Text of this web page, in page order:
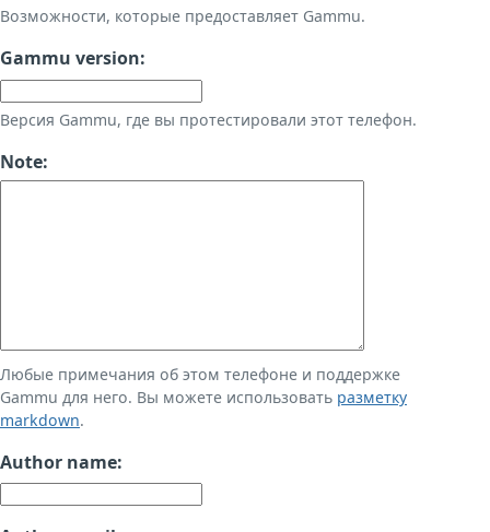
Возможности, которые предоставляет Gammu.
Gammu version:
Версия Gammu, где вы протестировали этот телефон.
Note:
Любые примечания об этом телефоне и поддержке
Gammu для него. Вы можете использовать разметку
markdown.
Author name: